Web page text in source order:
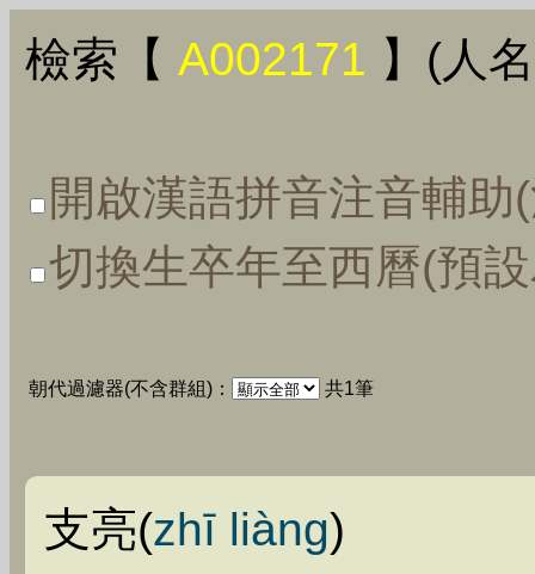
檢索【 A002171 】(人
開啟漢語拼音注音輔
切換生卒年至西曆(預
朝代過濾器(不含群組)： 共1筆
支亮(zhī liàng)